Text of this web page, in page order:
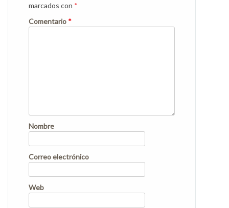
marcados con *
Comentario *
Nombre
Correo electrónico
Web